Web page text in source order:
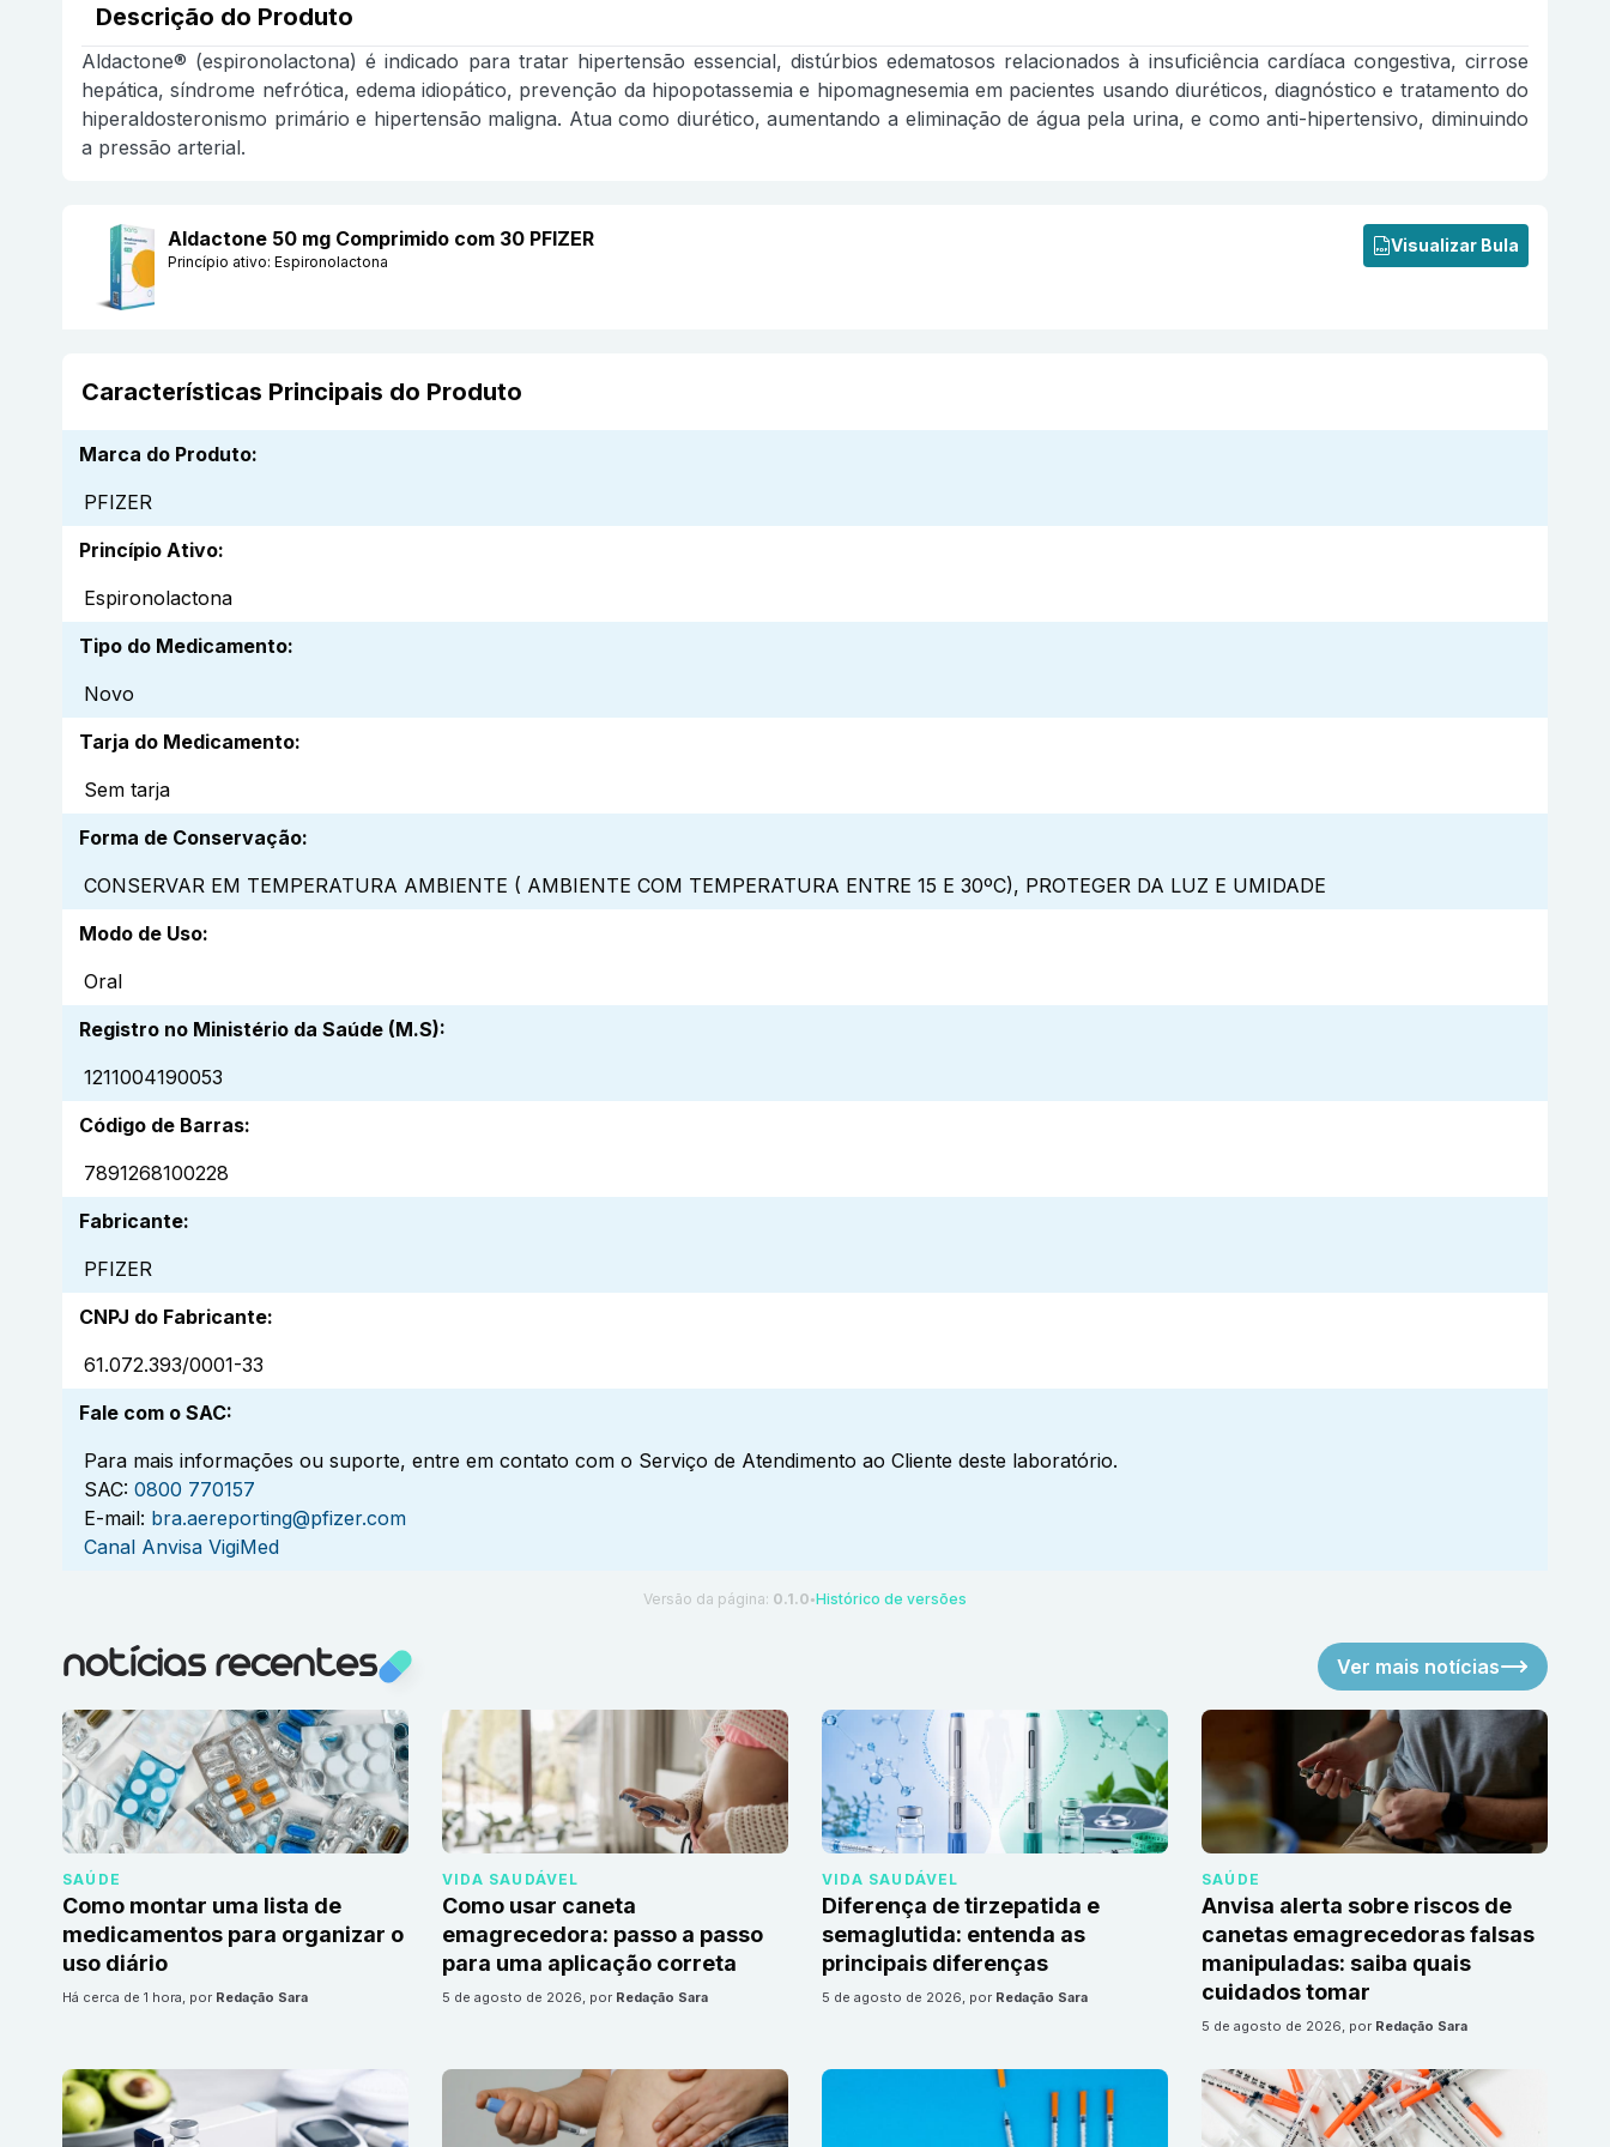
Descrição do Produto
Aldactone® (espironolactona) é indicado para tratar hipertensão essencial, distúrbios edematosos relacionados à insuficiência cardíaca congestiva, cirrose
hepática, síndrome nefrótica, edema idiopático, prevenção da hipopotassemia e hipomagnesemia em pacientes usando diuréticos, diagnóstico e tratamento do
hiperaldosteronismo primário e hipertensão maligna. Atua como diurético, aumentando a eliminação de água pela urina, e como anti-hipertensivo, diminuindo
a pressão arterial.
Aldactone 50 mg Comprimido com 30 PFIZER
Princípio ativo: Espironolactona
Visualizar Bula
Características Principais do Produto
Marca do Produto:
PFIZER
Princípio Ativo:
Espironolactona
Tipo do Medicamento:
Novo
Tarja do Medicamento:
Sem tarja
Forma de Conservação:
CONSERVAR EM TEMPERATURA AMBIENTE ( AMBIENTE COM TEMPERATURA ENTRE 15 E 30ºC), PROTEGER DA LUZ E UMIDADE
Modo de Uso:
Oral
Registro no Ministério da Saúde (M.S):
1211004190053
Código de Barras:
7891268100228
Fabricante:
PFIZER
CNPJ do Fabricante:
61.072.393/0001-33
Fale com o SAC:
Para mais informações ou suporte, entre em contato com o Serviço de Atendimento ao Cliente deste laboratório.
SAC: 0800 770157
E-mail: bra.aereporting@pfizer.com
Canal Anvisa VigiMed
Versão da página: 0.1.0 ●Histórico de versões
notícias recentes Ver mais notícias
SAÚDE
Como montar uma lista de
medicamentos para organizar o
uso diário
há cerca de 1 hora, por Redação Sara
VIDA SAUDÁVEL
Como usar caneta
emagrecedora: passo a passo
para uma aplicação correta
5 de agosto de 2026, por Redação Sara
VIDA SAUDÁVEL
Diferença de tirzepatida e
semaglutida: entenda as
principais diferenças
5 de agosto de 2026, por Redação Sara
SAÚDE
Anvisa alerta sobre riscos de
canetas emagrecedoras falsas
manipuladas: saiba quais
cuidados tomar
5 de agosto de 2026, por Redação Sara